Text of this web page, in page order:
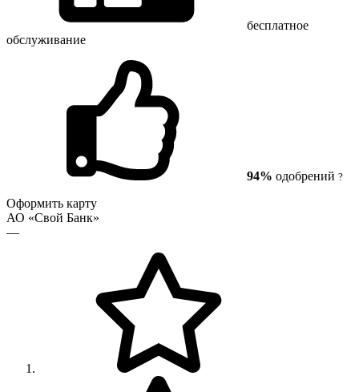
бесплатное
обслуживание
94% одобрений ?
Оформить карту
АО «Свой Банк»
—